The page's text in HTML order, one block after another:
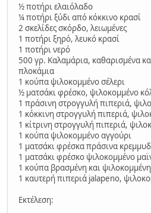
½ ποτήρι ελαιόλαδο
¼ ποτήρι ξύδι από κόκκινο κρασί
2 σκελίδες σκόρδο, λειωμένες
1 ποτήρι ξηρό, λευκό κρασί
1 ποτήρι νερό
500 γρ. Καλαμάρια, καθαρισμένα
πλοκάμια
1 κούπα ψιλοκομμένο σέλερι
½ ματσάκι φρέσκο, ψιλοκομμένο
1 πράσινη στρογγυλή πιπεριά,
1 κόκκινη στρογγυλή πιπεριά,
1 κίτρινη στρογγυλή πιπεριά,
1 κούπα ψιλοκομμένο αγγούρι
1 ματσάκι φρέσκα πράσινα
1 ματσάκι φρέσκο ψιλοκομμένο
1 κούπα βρασμένη και
1 καυτερή πιπεριά jalapeno,
Εκτέλεση: